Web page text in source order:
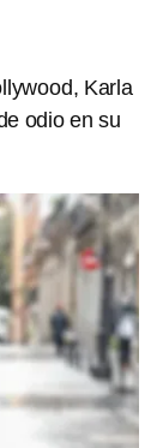
Karla
odio en su